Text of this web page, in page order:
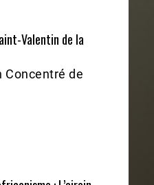
Valentin de la
Concentré de